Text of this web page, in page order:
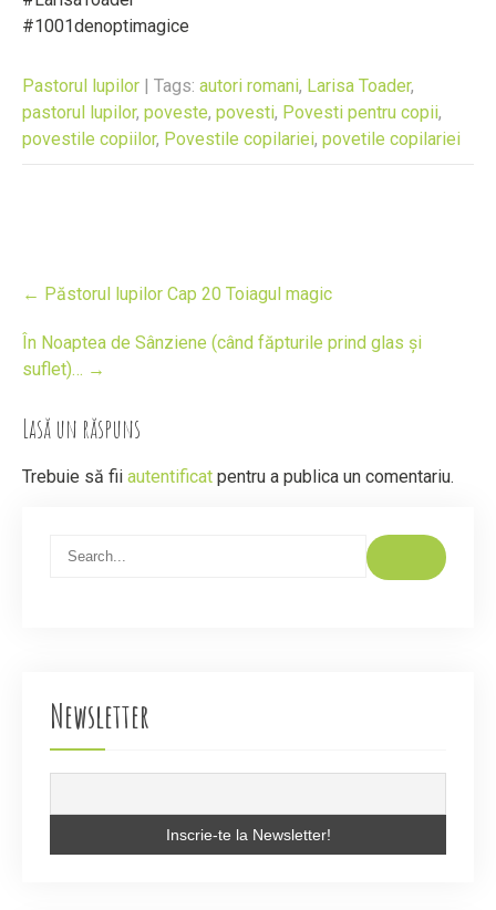
#1001denoptimagice
Pastorul lupilor | Tags: autori romani, Larisa Toader,
pastorul lupilor, poveste, povesti, Povesti pentru copii,
povestile copiilor, Povestile copilariei, povetile copilariei
Post
navigation
← Păstorul lupilor Cap 20 Toiagul magic
În Noaptea de Sânziene (când făpturile prind glas și
suflet)… →
Lasă un răspuns
Trebuie să fii autentificat pentru a publica un comentariu.
Newsletter